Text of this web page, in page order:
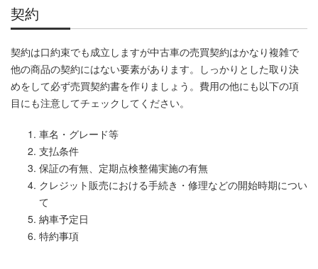
契約
契約は口約束でも成立しますが中古車の売買契約はかなり複雑で
他の商品の契約にはない要素があります。しっかりとした取り決
めをして必ず売買契約書を作りましょう。費用の他にも以下の項
目にも注意してチェックしてください。
車名・グレード等
支払条件
保証の有無、定期点検整備実施の有無
クレジット販売における手続き・修理などの開始時期につい
て
納車予定日
特約事項